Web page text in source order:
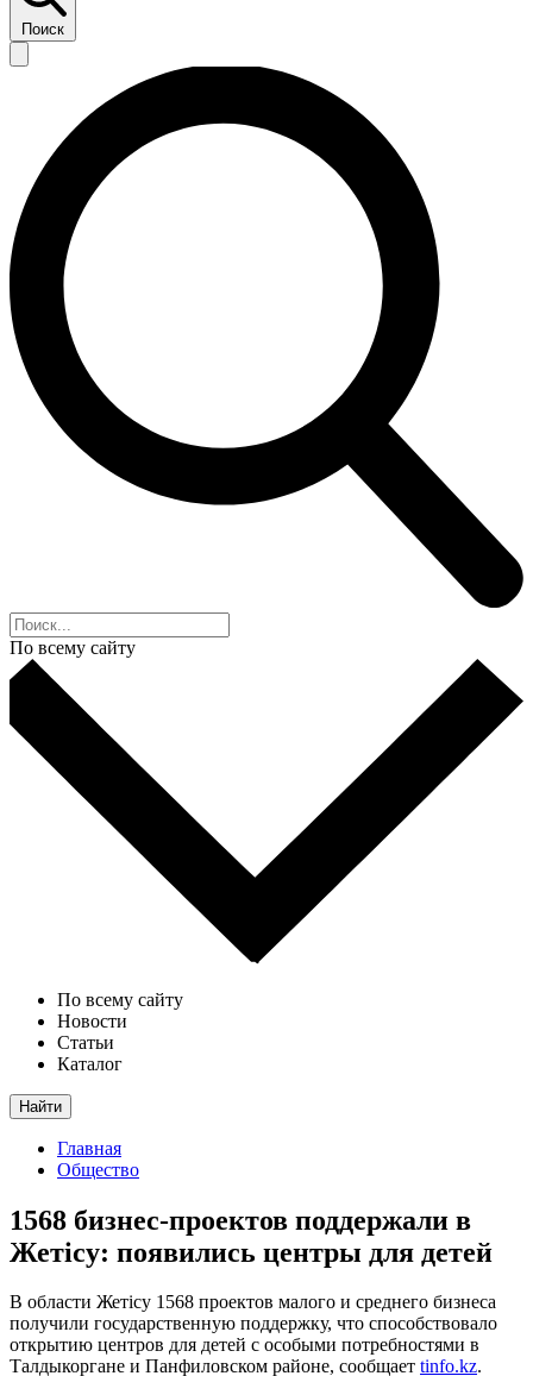
Поиск
По всему сайту
По всему сайту
Новости
Статьи
Каталог
Найти
Главная
Общество
1568 бизнес-проектов поддержали в
Жетісу: появились центры для детей
В области Жетісу 1568 проектов малого и среднего бизнеса
получили государственную поддержку, что способствовало
открытию центров для детей с особыми потребностями в
Талдыкоргане и Панфиловском районе, сообщает tinfo.kz.